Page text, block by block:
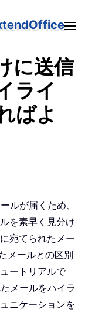
に送信
ライ
ばよ
ルが届くため、
を素早く見分け
宛てられたメー
メールとの区別
ートリアルで
メールをハイラ
ニケーションを